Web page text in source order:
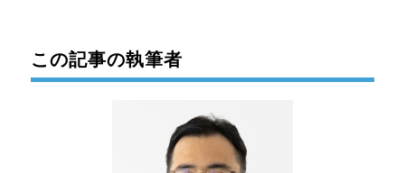
この記事の執筆者